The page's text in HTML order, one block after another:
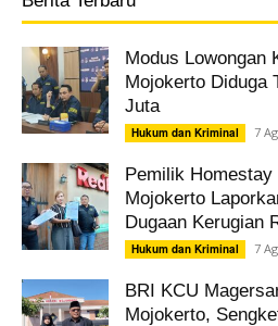
Modus Lowongan
Mojokerto Diduga
Juta
Hukum dan Kriminal 7
Pemilik
Mojokerto
Dugaan Kerugian
Hukum dan Kriminal 7
BRI KCU
Mojokerto,